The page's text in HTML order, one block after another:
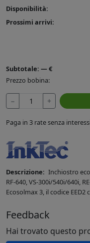
Disponibilità:
Prossimi arrivi:
Subtotale: —€
Prezzo bobina:
− +
Paga in 3 rate senza
Descrizione: Inchiostro
RF-640, VS-300i/540i/640i,
Ecosolmax 3, il codice
Feedback
Hai trovato questo